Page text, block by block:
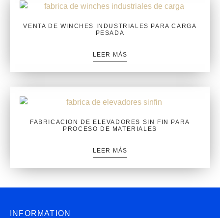
VENTA DE WINCHES INDUSTRIALES PARA CARGA
PESADA
LEER MÁS
FABRICACION DE ELEVADORES SIN FIN PARA
PROCESO DE MATERIALES
LEER MÁS
INFORMATION